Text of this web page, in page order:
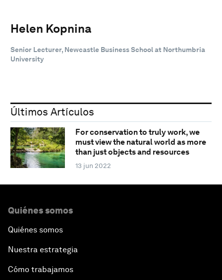
Helen Kopnina
Senior Lecturer, Newcastle Business School at Northumbria
University
Últimos Artículos
For conservation to truly work, we
must view the natural world as more
than just objects and resources
13 jun 2022
Quiénes somos
Quiénes somos
Nuestra estrategia
Cómo trabajamos